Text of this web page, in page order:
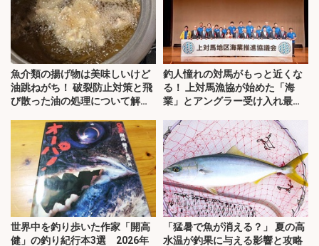
魚介類の揚げ物は美味しいけど
油跳ねがち！ 破裂防止対策と飛
び散った油の処理について解
釣人憧れの対馬がもっと近くな
る！ 上対馬漁協が始めた「海
業」とアングラー受け入れ最前
世界中を釣り歩いた作家「開高
健」の釣り紀行本3選 2026年
「猛暑で魚が消える？」 夏の高
水温が釣果に与える影響と攻略